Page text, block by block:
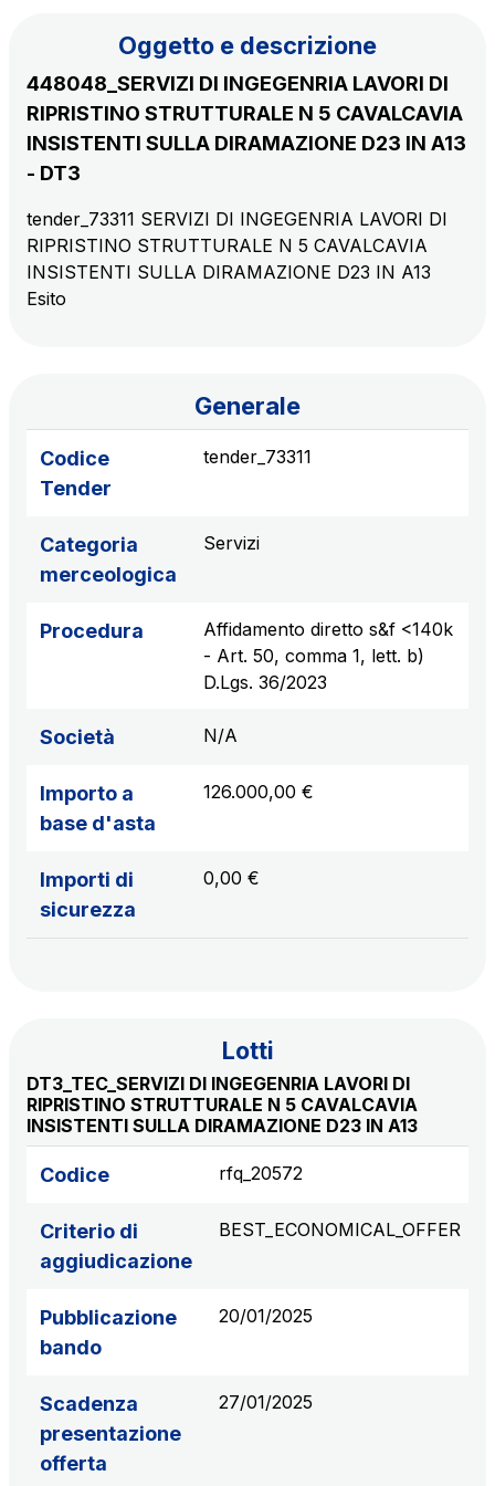
Movyon
L'operatore tecnologico per l'integrazione di
soluzioni di Intelligent Transport Systems
Tecne
La società di ingegneria del gruppo Autostrade per
l’Italia
Produzione e vendita di energia da fonti rinnovabili
AdMoving
spazi, servizi pubblicitari, gestione eventi nelle aree
di servizio
attività di pulizia su piazzali esterni, superfici a verde
e servizi igienici
Società Italiana per il Traforo del Monte Bianco
Raccordo Autostradale Valle d’Aosta S.p.A.
Km rete: 32
Scadenza concessione: 2032
Società Autostrada Tirrenica p.A.
Scadenza concessione: 2028
Km rete: 20
Scadenza concessione: 2037
Scopri la nostra App
Inquadra il QR Code con la fotocamera del tuo
cellulare per scaricare l’App
Oggetto e descrizione
448048_SERVIZI DI INGEGENRIA LAVORI DI
RIPRISTINO STRUTTURALE N 5 CAVALCAVIA
INSISTENTI SULLA DIRAMAZIONE D23 IN A13
- DT3
tender_73311 SERVIZI DI INGEGENRIA LAVORI DI
RIPRISTINO STRUTTURALE N 5 CAVALCAVIA
INSISTENTI SULLA DIRAMAZIONE D23 IN A13
Esito
Generale
Codice
Tender
tender_73311
Categoria
merceologica
Servizi
Procedura
Affidamento diretto s&f <140k
- Art. 50, comma 1, lett. b)
D.Lgs. 36/2023
Società N/A
Importo a
base d'asta
126.000,00 €
Importi di
sicurezza
0,00 €
Lotti
DT3_TEC_SERVIZI DI INGEGENRIA LAVORI DI
RIPRISTINO STRUTTURALE N 5 CAVALCAVIA
INSISTENTI SULLA DIRAMAZIONE D23 IN A13
Codice rfq_20572
Criterio di
aggiudicazione
BEST_ECONOMICAL_OFFER
Pubblicazione
bando
20/01/2025
Scadenza
presentazione
offerta
27/01/2025